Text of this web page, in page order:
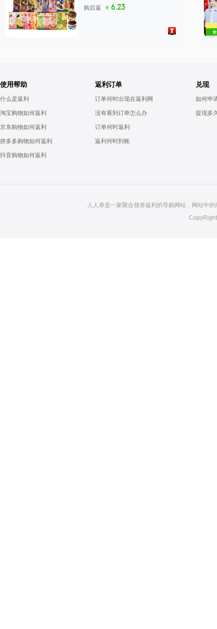
购后返
￥ 6.23
使用帮助
什么是返利
淘宝购物如何返利
京东购物如何返利
拼多多购物如何返利
抖音购物如何返利
返利订单
订单何时出现在返利网
没有看到订单怎么办
订单何时返利
返利何时到账
兑现
如何申
提现多
人人券是一家聚合领券返利的导购网站，网站中